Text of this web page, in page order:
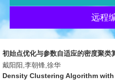
远程
初始点优化与参数自适应的密度聚类
戴阳阳,李朝锋,徐华
Density Clustering Algorithm